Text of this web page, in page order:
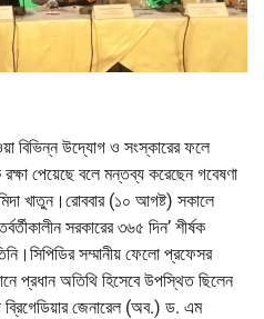
বিভিন্ন উদ্যোগ ও সংস্কারের ফলে
রক্ষা পেয়েছে বলে মন্তব্য করেছেন গবেষণা
খাতুন।রোববার (১০ আগষ্ট) সকালে
সরকারের ৩৬৫ দিন’ শীর্ষক
সম্মানীয় ফেলো প্রফেসর
প্রধান অতিথি হিসেবে উপস্থিত ছিলেন
ব্রিগেডিয়ার জেনারেল (অব.) ড. এম